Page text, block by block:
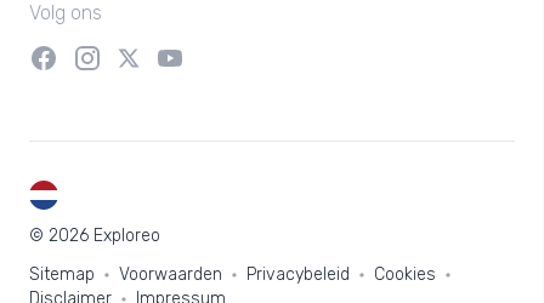
Volg ons
© 2026 Exploreo
Sitemap
Voorwaarden Privacybeleid
Cookies
Disclaimer
Impressum